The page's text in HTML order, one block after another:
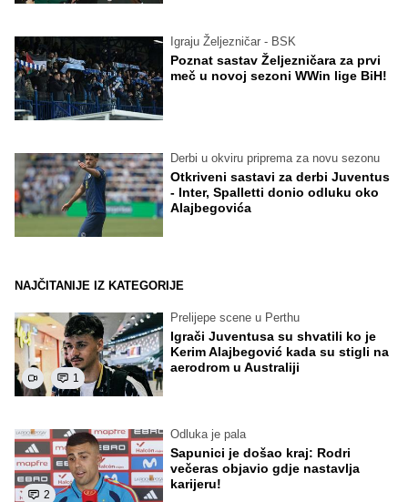
Igraju Željezničar - BSK
Poznat sastav Željezničara za prvi
meč u novoj sezoni WWin lige BiH!
Derbi u okviru priprema za novu sezonu
Otkriveni sastavi za derbi Juventus
- Inter, Spalletti donio odluku oko
Alajbegovića
NAJČITANIJE IZ KATEGORIJE
1
Prelijepe scene u Perthu
Igrači Juventusa su shvatili ko je
Kerim Alajbegović kada su stigli na
aerodrom u Australiji
2
Odluka je pala
Sapunici je došao kraj: Rodri
večeras objavio gdje nastavlja
karijeru!